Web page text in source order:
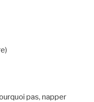
pas, napper